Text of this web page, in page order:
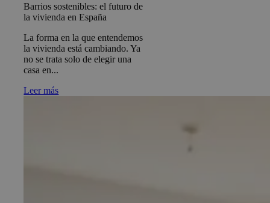
Barrios sostenibles: el futuro de
la vivienda en España
La forma en la que entendemos
la vivienda está cambiando. Ya
no se trata solo de elegir una
casa en...
Leer más